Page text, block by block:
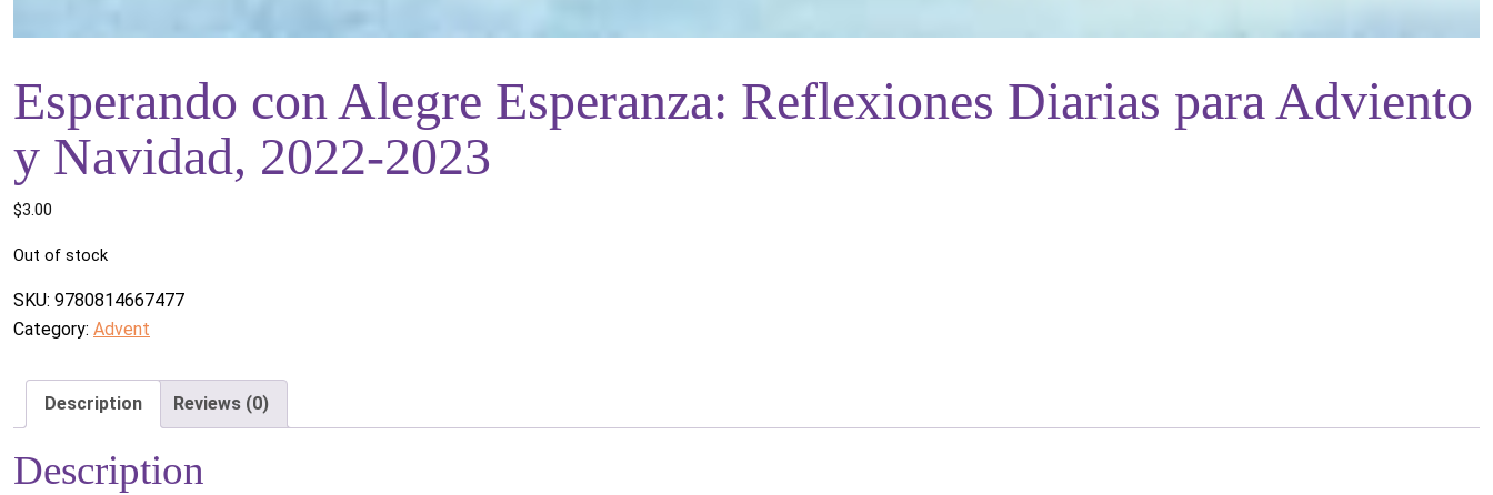
Esperando con Alegre Esperanza: Reflexiones Diarias para Adviento
y Navidad, 2022-2023
$3.00
Out of stock
SKU: 9780814667477
Category: Advent
Description Reviews (0)
Description